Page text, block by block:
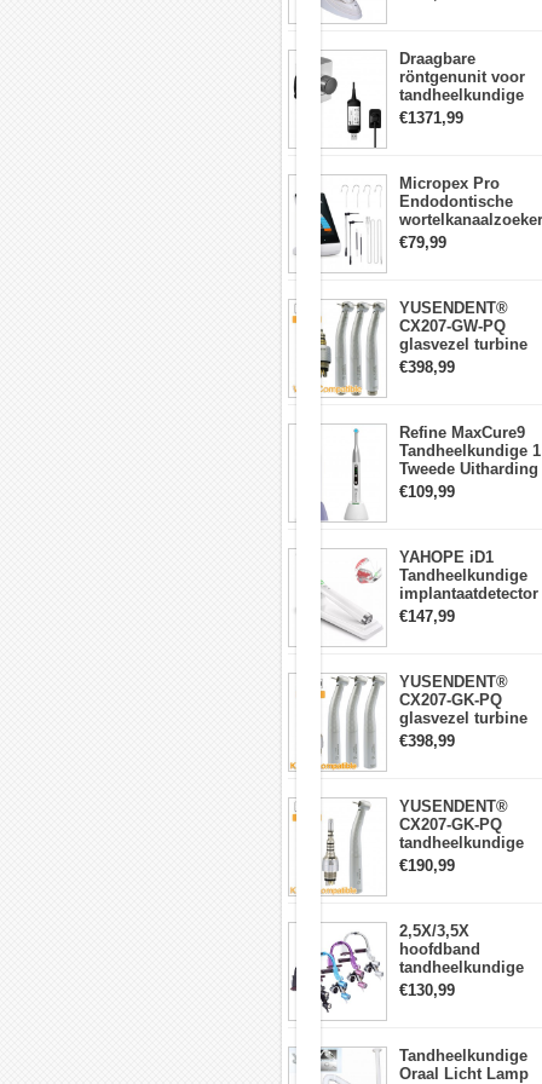
lichtmeter 2000
Draagbare
röntgenunit voor
tandheelkundige
apparatuur met
hoge frequentie +
€1371,99
Micropex Pro
Endodontische
wortelkanaalzoeker
Apex Locator voor
€79,99
YUSENDENT®
CX207-GW-PQ
glasvezel turbine
handstuk W&H
compatibel
€398,99
Refine MaxCure9
Tandheelkundige 1
Tweede Uitharding
LED-
uithardingslamp
€109,99
YAHOPE iD1
Tandheelkundige
implantaatdetector
implantaatlocator
slimme
€147,99
YUSENDENT®
CX207-GK-PQ
glasvezel turbine
handstuk KAVO-
compatibel
x3)
€398,99
YUSENDENT®
CX207-GK-PQ
tandheelkundige
turbine-handstuk
compatibel met
€190,99
2,5X/3,5X
hoofdband
tandheelkundige
verrekijkerloepen
met 5W LED-
€130,99
Tandheelkundige
Oraal Licht Lamp
het
verlijmen
van
orthodontische
beugels
en
plaatsen
retoraties;
Schaling
van
tandimplantaten
en
Reiniging
van
tong
en
gehemelte;
Functies:
Compatibel
met
KaVo
koppeling
Designerhandstuk
verkrijgbaar
groen,
en
paars
Geen
omslachtige
installatie
eenvoudig
plug-
and-
play-
systeem
reiniging
en
onderhoud
120°
mondstuk
algemeen
gebruik